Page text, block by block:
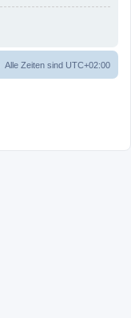
Alle Zeiten sind UTC+02:00